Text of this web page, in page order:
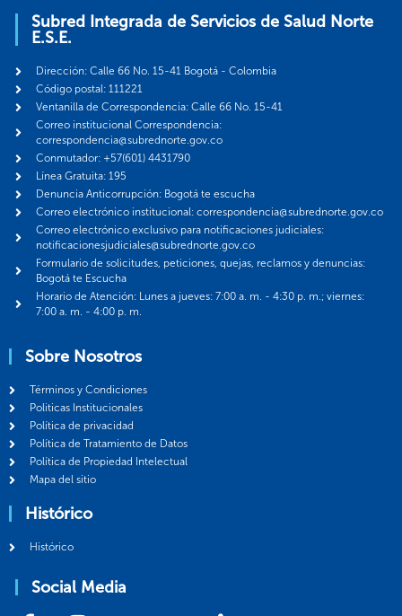
Subred Integrada de Servicios de Salud Norte
E.S.E.
Dirección: Calle 66 No. 15-41 Bogotá - Colombia
Código postal: 111221
Ventanilla de Correspondencia: Calle 66 No. 15-41
Correo institucional Correspondencia:
correspondencia@subrednorte.gov.co
Conmutador: +57(601) 4431790
Línea Gratuita: 195
Denuncia Anticorrupción: Bogotá te escucha
Correo electrónico institucional: correspondencia@subrednorte.gov.co
Correo electrónico exclusivo para notificaciones judiciales:
notificacionesjudiciales@subrednorte.gov.co
Formulario de solicitudes, peticiones, quejas, reclamos y denuncias:
Bogotá te Escucha
Horario de Atención: Lunes a jueves: 7:00 a. m. - 4:30 p. m.; viernes:
7:00 a. m. - 4:00 p. m.
Sobre Nosotros
Términos y Condiciones
Politicas Institucionales
Política de privacidad
Política de Tratamiento de Datos
Política de Propiedad Intelectual
Mapa del sitio
Histórico
Histórico
Social Media